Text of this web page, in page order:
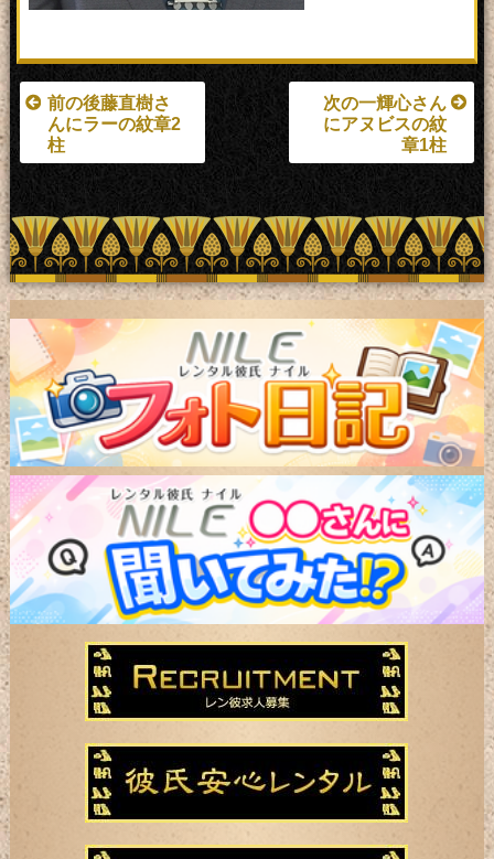
前の後藤直樹さ
んにラーの紋章2
柱
次の一輝心さん
にアヌビスの紋
章1柱